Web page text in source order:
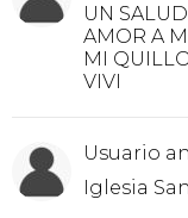
UN
AMOR A
MI
VIVI
Usuario
Iglesia